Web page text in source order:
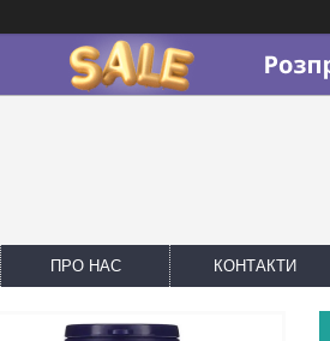
ПРО НАС КОНТАКТИ